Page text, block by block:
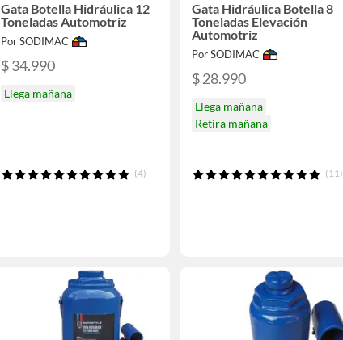
Gata Botella Hidráulica 12
Toneladas Automotriz
Por SODIMAC
$ 34.990
Llega mañana
(4)
Gata Hidráulica Botella 8
Toneladas Elevación
Automotriz
Por SODIMAC
$ 28.990
Llega mañana
Retira mañana
(11)